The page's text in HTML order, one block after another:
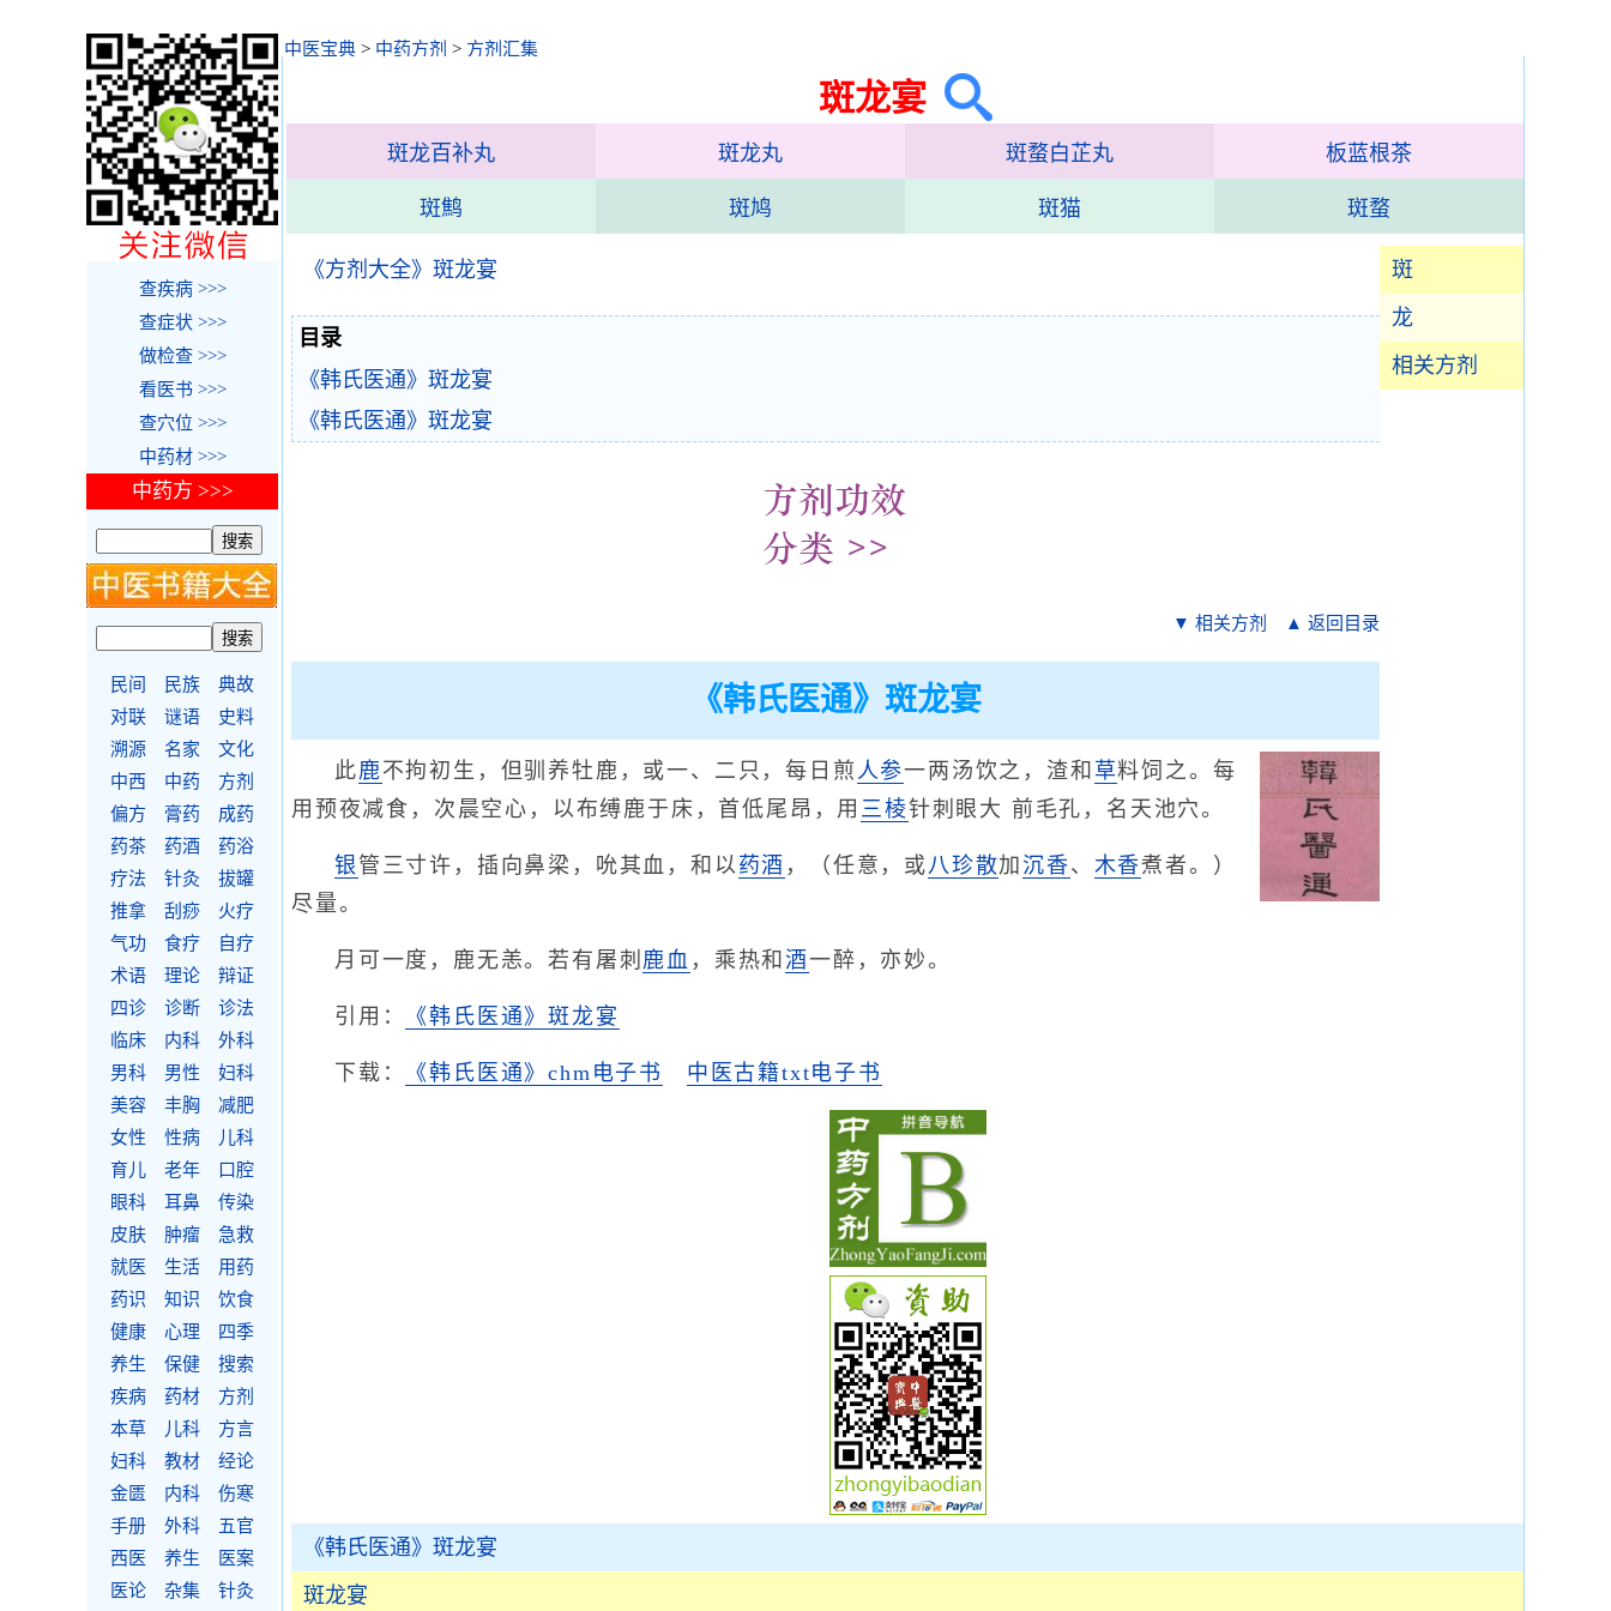
中医宝典 > 中药方剂 > 方剂汇集
斑龙宴
斑龙百补丸 斑龙丸 斑蝥白芷丸 板蓝根茶
斑鹪 斑鸠 斑猫 斑蝥
斑
龙
相关方剂
《方剂大全》斑龙宴
目录
《韩氏医通》斑龙宴
《韩氏医通》斑龙宴
▼ 相关方剂 ▲ 返回目录
《韩氏医通》斑龙宴
此鹿 不拘初生，但驯养牡鹿，或一、二只，每日煎 人参一两汤饮之，渣和 草料饲之。每
用预夜减食，次晨空心，以布缚鹿于床，首低尾昂，用 三棱针刺眼大 前毛孔，名天池穴。
银 管三寸许，插向鼻梁，吮其血，和以 药酒 ，（任意，或八珍散加 沉香、 木香煮者。）
尽量。
月可一度，鹿无恙。若有屠刺 鹿血 ，乘热和酒一醉，亦妙。
引用： 《韩氏医通》斑龙宴
下载： 《韩氏医通》chm电子书 中医古籍txt电子书
《韩氏医通》斑龙宴
斑龙宴
查疾病 >>>
查症状 >>>
做检查 >>>
看医书 >>>
查穴位 >>>
中药材 >>>
中药方 >>>
民间 民族
典故
对联
谜语
史料
溯源
名家
文化
中西
中药
方剂
偏方
膏药
成药
药茶
药酒
药浴
疗法
针灸
拔罐
推拿
刮痧
火疗
气功
食疗
自疗
术语
理论
辩证
四诊
诊断
诊法
临床
内科
外科
男科
男性
妇科
美容
丰胸
减肥
女性
性病
儿科
育儿
老年
口腔
眼科
耳鼻
传染
皮肤
肿瘤
急救
就医
生活
用药
药识
知识
饮食
健康
心理
四季
养生
保健
搜索
疾病
药材
方剂
本草
儿科
方言
妇科
教材
经论
金匮
内科
伤寒
手册
外科
五官
西医
养生
医案
医论
杂集 针灸